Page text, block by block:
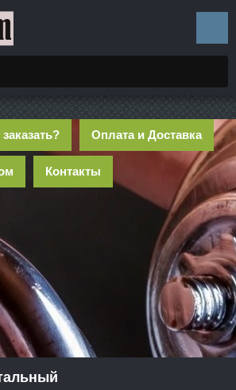
заказать? Оплата и Доставка
Контакты